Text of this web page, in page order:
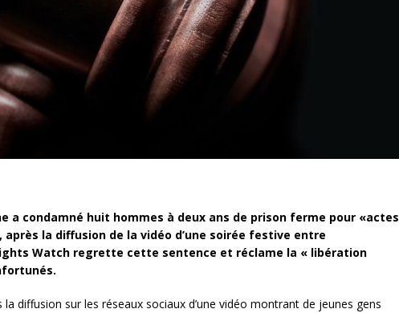
a condamné huit hommes à deux ans de prison ferme pour «actes
la diffusion de la vidéo d’une soirée festive entre
Watch regrette cette sentence et réclame la « libération
diffusion sur les réseaux sociaux d’une vidéo montrant de jeunes gens